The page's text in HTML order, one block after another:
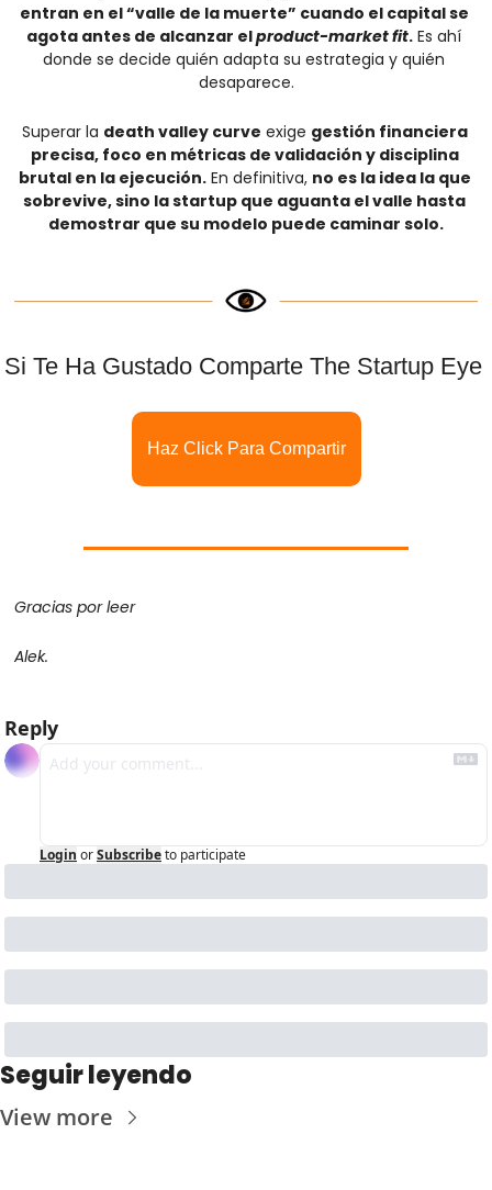
entran en el “valle de la muerte” cuando el capital se
agota antes de alcanzar el product-market fit. Es ahí
donde se decide quién adapta su estrategia y quién
desaparece.
Superar la death valley curve exige gestión financiera
precisa, foco en métricas de validación y disciplina
brutal en la ejecución. En definitiva, no es la idea la que
sobrevive, sino la startup que aguanta el valle hasta
demostrar que su modelo puede caminar solo.
Si Te Ha Gustado Comparte The Startup Eye
Haz Click Para Compartir
Gracias por leer
Alek.
Reply
Login orSubscribeto participate
Seguir leyendo
View more